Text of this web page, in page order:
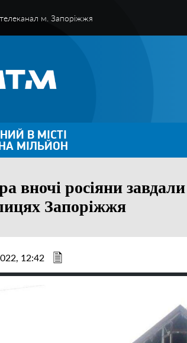
м. Запоріжжя
В МІСТІ
МІЛЬЙОН
вночі росіяни
Запоріжжя
12:42